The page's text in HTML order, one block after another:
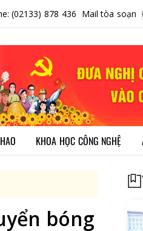
(02133) 878 436 Mail tòa soạn
KHOA HỌC CÔNG NGHỆ
bóng